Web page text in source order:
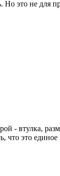
Но это не
- втулка,
что это единое